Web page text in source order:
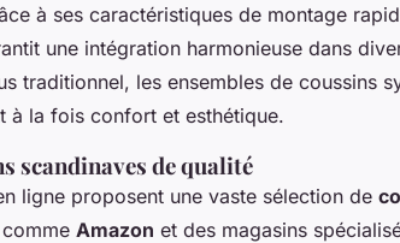
à ses caractéristiques de montage
une intégration harmonieuse dans
traditionnel, les ensembles de coussins
à la fois confort et esthétique.
scandinaves de qualité
ligne proposent une vaste sélection de
Amazon et des magasins